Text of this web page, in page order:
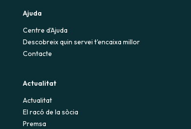
en què t'hàgim
anterior.
Ajuda
Centre d'Ajuda
Descobreix quin servei t'encaixa millor
Contacte
Actualitat
Actualitat
El racó de la sòcia
Premsa